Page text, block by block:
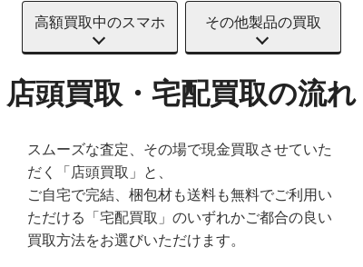
高額買取中のスマホ その他製品の買取
店頭買取・宅配買取の流れ
スムーズな査定、その場で現金買取させていた
だく「店頭買取」と、
ご自宅で完結、梱包材も送料も無料でご利用い
ただける「宅配買取」のいずれかご都合の良い
買取方法をお選びいただけます。